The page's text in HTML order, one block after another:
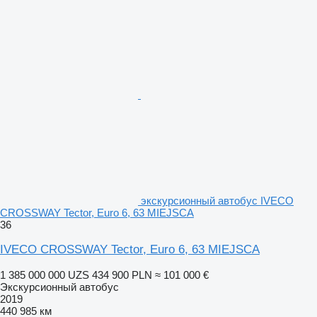
экскурсионный автобус IVECO
CROSSWAY Tector, Euro 6, 63 MIEJSCA
36
IVECO CROSSWAY Tector, Euro 6, 63 MIEJSCA
1 385 000 000 UZS 434 900 PLN ≈ 101 000 €
Экскурсионный автобус
2019
440 985 км